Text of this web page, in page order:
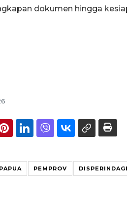
dokumen hingga
PAPUA PEMPROV